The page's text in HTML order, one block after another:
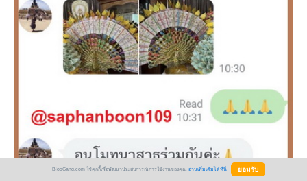
BlogGang.com ใช้คุกกี้เพื่อพัฒนาประสบการณ์การใช้งานของคุณ อ่านเพิ่มเติมได้ที่นี่